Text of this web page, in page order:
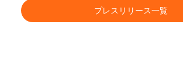
プレスリリース一覧